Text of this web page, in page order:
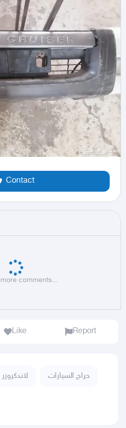
Contact
comments...
Like Report
لاندكروزر حراج السيارات